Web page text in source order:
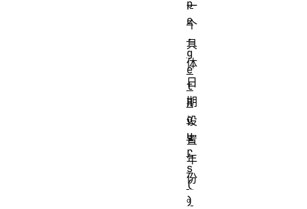
一
个
具
体
日
期
设
置
年
份
。
p
e
.
g
e
t
H
o
u
r
s
(
)